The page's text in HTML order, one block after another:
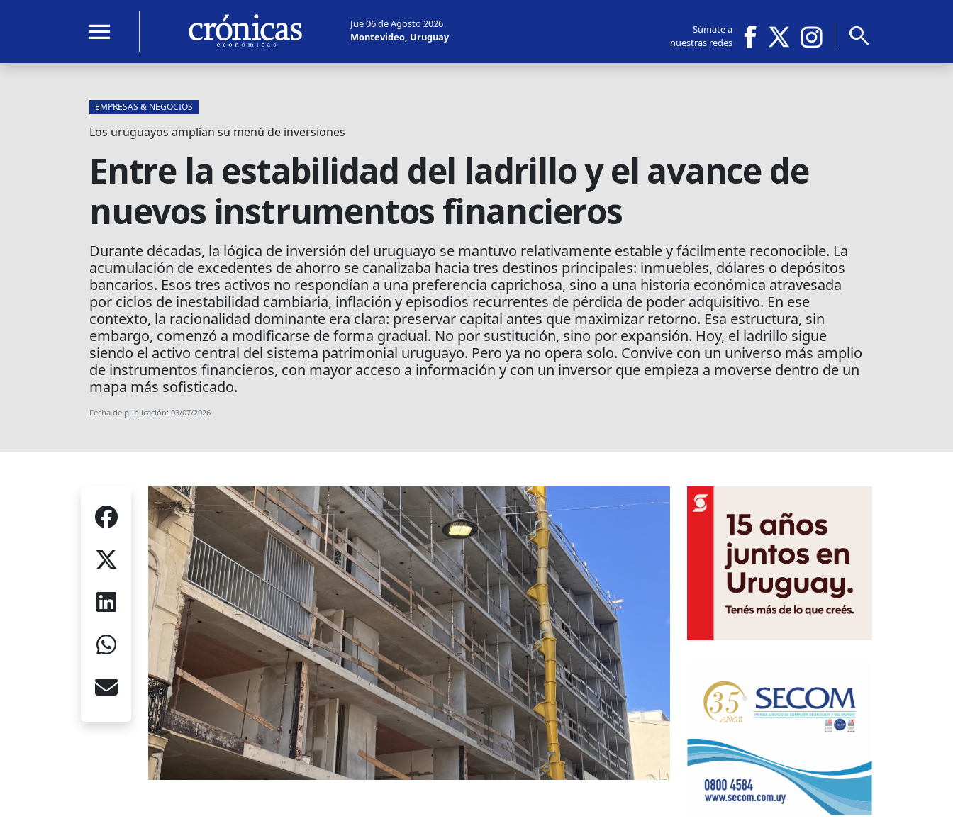
menu
Jue 06 de Agosto 2026
Montevideo, Uruguay
Súmate a
nuestras redes
search
EMPRESAS & NEGOCIOS
Los uruguayos amplían su menú de inversiones
Entre la estabilidad del ladrillo y el avance de
nuevos instrumentos financieros
Durante décadas, la lógica de inversión del uruguayo se mantuvo relativamente estable y fácilmente reconocible. La
acumulación de excedentes de ahorro se canalizaba hacia tres destinos principales: inmuebles, dólares o depósitos
bancarios. Esos tres activos no respondían a una preferencia caprichosa, sino a una historia económica atravesada
por ciclos de inestabilidad cambiaria, inflación y episodios recurrentes de pérdida de poder adquisitivo. En ese
contexto, la racionalidad dominante era clara: preservar capital antes que maximizar retorno. Esa estructura, sin
embargo, comenzó a modificarse de forma gradual. No por sustitución, sino por expansión. Hoy, el ladrillo sigue
siendo el activo central del sistema patrimonial uruguayo. Pero ya no opera solo. Convive con un universo más amplio
de instrumentos financieros, con mayor acceso a información y con un inversor que empieza a moverse dentro de un
mapa más sofisticado.
Fecha de publicación: 03/07/2026